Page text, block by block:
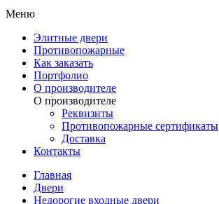
Меню
Элитные двери
Противопожарные
Как заказать
Портфолио
О производителе
О производителе
Реквизиты
Противопожарные сертификаты
Доставка
Контакты
Главная
Двери
Недорогие входные двери